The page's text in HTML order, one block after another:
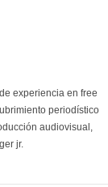
experiencia en free
periodístico
audiovisual,
jr.